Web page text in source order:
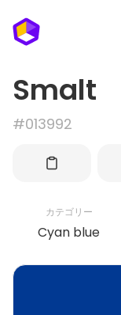
Smalt
#013992
カテゴリー
Cyan blue